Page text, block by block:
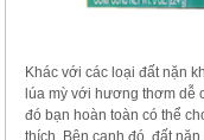
Khác với các loại đất nặn
lúa mỳ với hương thơm dễ
đó bạn hoàn toàn có thể
thích. Bên cạnh đó, đất